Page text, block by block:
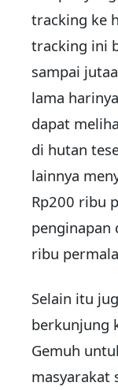
tracking ke
tracking ini
sampai
lama
dapat
di hutan
lainnya
Rp200 ribu
penginapan
ribu
Selain itu
berkunjung
Gemuh
masyarakat